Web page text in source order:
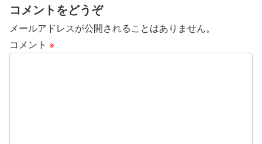
コメントをどうぞ
メールアドレスが公開されることはありません。
コメント ※